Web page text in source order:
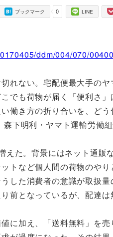
0
ブックマーク LINE
ddm/004/070/
れない。宅配便最大手の
でも荷物が届く「便利さ
働き方の折り合いを、どう
下明利・ヤマト運輸労働組
えた。背景にはネット通
トなど個人間の荷物のや
した消費者の意識が取扱
前となっているが、配達
に加え、「送料無料」を